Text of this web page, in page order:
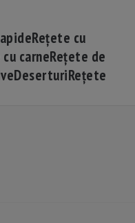
Rețete cu
carneRețete de
DeserturiRețete